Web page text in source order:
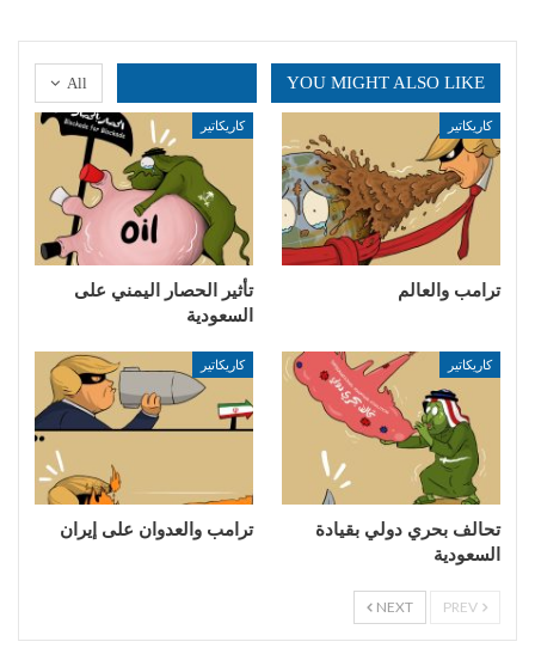
All YOU MIGHT ALSO LIKE
كاريكاتير
ترامب والعالم
كاريكاتير
تأثير الحصار اليمني على
السعودية
كاريكاتير
تحالف بحري دولي بقيادة
السعودية
كاريكاتير
ترامب والعدوان على إيران
NEXT